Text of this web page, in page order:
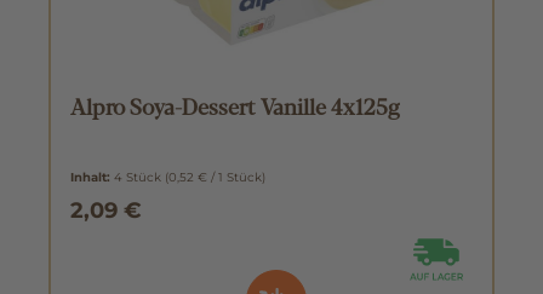
Alpro Soya-Dessert Vanille 4x125g
Inhalt: 4 Stück (0,52 € / 1 Stück)
2,09 €